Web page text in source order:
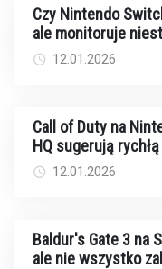
Czy Nintendo
ale monitoruje
12.01.2026
Call of Duty na
HQ sugerują
12.01.2026
Baldur's Gate 3 na
ale nie wszystko